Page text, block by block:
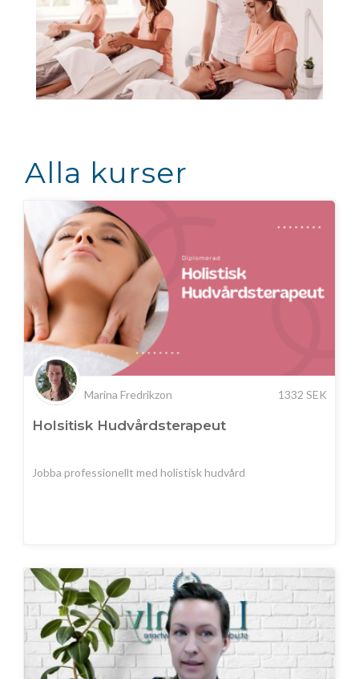
Alla kurser
Marina Fredrikzon 1332 SEK
Holsitisk Hudvårdsterapeut
Jobba professionellt med holistisk hudvård